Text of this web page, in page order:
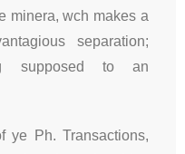
minera, wch makes a
separation;
supposed to an
ye Ph. Transactions,